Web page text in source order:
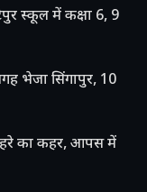
स्कूल में कक्षा 6, 9
भेजा सिंगापुर, 10
का कहर, आपस में